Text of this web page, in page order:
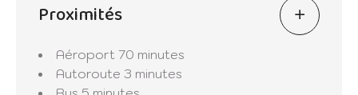
Proximités
Aéroport 70 minutes
Autoroute 3 minutes